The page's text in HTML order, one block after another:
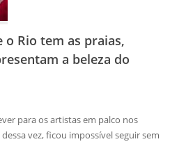
Rio tem as praias,
a beleza do
para os artistas em palco nos
vez, ficou impossível seguir sem